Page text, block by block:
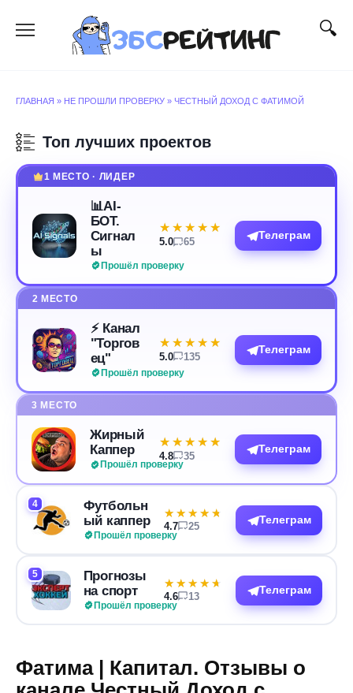
содержанию
ГЛАВНАЯ » НЕ ПРОШЛИ ПРОВЕРКУ » ЧЕСТНЫЙ ДОХОД С ФАТИМОЙ
Топ лучших проектов
1 МЕСТО · ЛИДЕР
📊AI-
БОТ.
Сигнал
ы
Прошёл проверку
★★★★★
★★★★★
5.0 65
Телеграм
2 МЕСТО
⚡️ Канал
"Торгов
ец"
Прошёл проверку
★★★★★
★★★★★
5.0 135
Телеграм
3 МЕСТО
Жирный
Каппер
Прошёл проверку
★★★★★
★★★★★
4.8 35
Телеграм
4
Футбольн
ый каппер
Прошёл проверку
★★★★★
★★★★★
4.7 25
Телеграм
5
Прогнозы
на спорт
Прошёл проверку
★★★★★
★★★★★
4.6 13
Телеграм
Фатима | Капитал. Отзывы о